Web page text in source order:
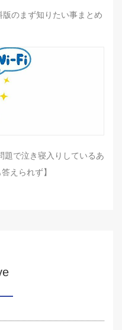
版のまず知りたい事まとめ
題で泣き寝入りしているあ
えられず】